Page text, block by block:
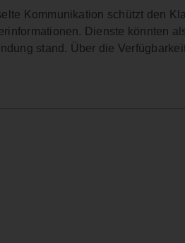
Kommunikation schützt den
Dienste könnten
stand. Über die